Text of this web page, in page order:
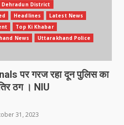
Dehradun District
Headlines
Latest News
Top Ki Khabar
News
Uttarakhand Police
पर गरज रहा दून पुलिस का
ठग । NIU
31, 2023